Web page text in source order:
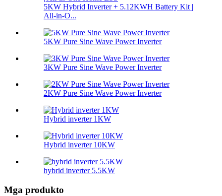
5KW Hybrid Inverter + 5.12KWH Battery Kit |
All-in-O...
5KW Pure Sine Wave Power Inverter
3KW Pure Sine Wave Power Inverter
2KW Pure Sine Wave Power Inverter
Hybrid inverter 1KW
Hybrid inverter 10KW
hybrid inverter 5.5KW
Mga produkto